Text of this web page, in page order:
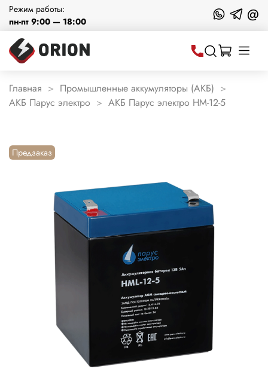
Режим работы:
пн-пт 9:00 — 18:00
@
Главная
Промышленные аккумуляторы (АКБ)
АКБ Парус электро
АКБ Парус электро HM-12-5
Предзаказ